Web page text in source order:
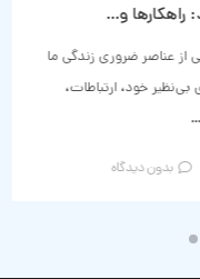
ضروری زندگی ما
خود، ارتباطات،
بدون دیدگاه